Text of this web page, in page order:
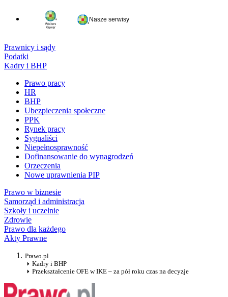
Nasze serwisy
Prawnicy i sądy
Podatki
Kadry i BHP
Prawo pracy
HR
BHP
Ubezpieczenia społeczne
PPK
Rynek pracy
Sygnaliści
Niepełnosprawność
Dofinansowanie do wynagrodzeń
Orzeczenia
Nowe uprawnienia PIP
Prawo w biznesie
Samorząd i administracja
Szkoły i uczelnie
Zdrowie
Prawo dla każdego
Akty Prawne
Prawo.pl
Kadry i BHP
Przekształcenie OFE w IKE – za pół roku czas na decyzje